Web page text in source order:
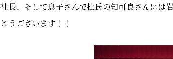
社長、そして息子さんで杜氏の知可良さんには
とうございます！！